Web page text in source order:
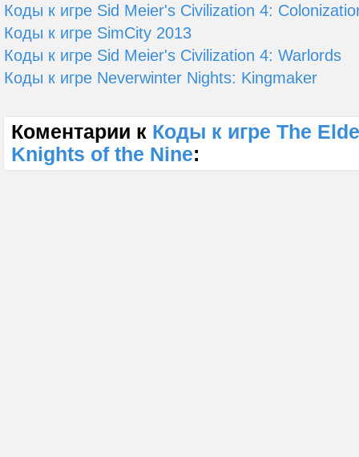
Коды к игре Sid Meier's Civilization 4:
Коды к игре SimCity 2013
Коды к игре Sid Meier's Civilization 4: Warlords
Коды к игре Neverwinter Nights: Kingmaker
Коментарии к Коды к игре The
Knights of the Nine: